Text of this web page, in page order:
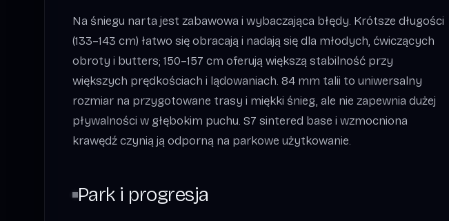
Na śniegu narta jest zabawowa i wybaczająca błędy. Krótsze długości
(133–143 cm) łatwo się obracają i nadają się dla młodych, ćwiczących
obroty i butters; 150–157 cm oferują większą stabilność przy
większych prędkościach i lądowaniach. 84 mm talii to uniwersalny
rozmiar na przygotowane trasy i miękki śnieg, ale nie zapewnia dużej
pływalności w głębokim puchu. S7 sintered base i wzmocniona
krawędź czynią ją odporną na parkowe użytkowanie.
Park i progresja